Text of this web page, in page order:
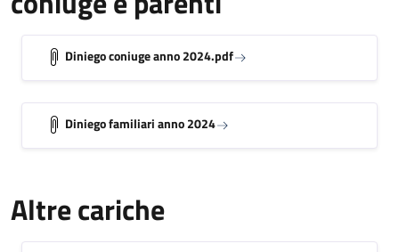
Diniego coniuge anno 2024.pdf
Diniego familiari anno 2024
Altre cariche